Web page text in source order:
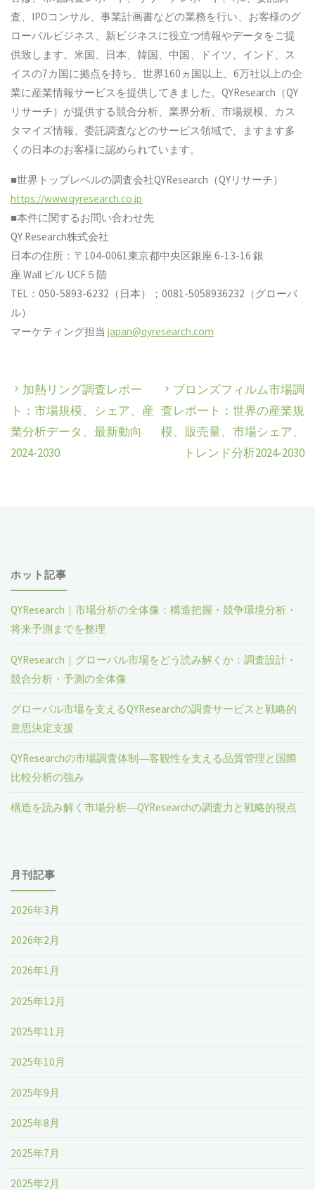
査、IPOコンサル、事業計画書などの業務を行い、お客様のグ
ローバルビジネス、新ビジネスに役立つ情報やデータをご提
供致します。米国、日本、韓国、中国、ドイツ、インド、ス
イスの7カ国に拠点を持ち、世界160ヵ国以上、6万社以上の企
業に産業情報サービスを提供してきました。QYResearch（QY
リサーチ）が提供する競合分析、業界分析、市場規模、カス
タマイズ情報、委託調査などのサービス領域で、ますます多
くの日本のお客様に認められています。
■世界トップレベルの調査会社QYResearch（QYリサーチ）
https://www.qyresearch.co.jp
■本件に関するお問い合わせ先
QY Research株式会社
日本の住所：〒104-0061東京都中央区銀座 6-13-16 銀
座 Wall ビル UCF５階
TEL：050-5893-6232（日本）；0081-5058936232（グローバ
ル）
マーケティング担当japan@qyresearch.com
加熱リング調査レポー
ト：市場規模、シェア、産
業分析データ、最新動向
2024-2030
ブロンズフィルム市場調
査レポート：世界の産業規
模、販売量、市場シェア、
トレンド分析2024-2030
ホット記事
QYResearch｜市場分析の全体像：構造把握・競争環境分析・
将来予測までを整理
QYResearch｜グローバル市場をどう読み解くか：調査設計・
競合分析・予測の全体像
グローバル市場を支えるQYResearchの調査サービスと戦略的
意思決定支援
QYResearchの市場調査体制―客観性を支える品質管理と国際
比較分析の強み
構造を読み解く市場分析―QYResearchの調査力と戦略的視点
月刊記事
2026年3月
2026年2月
2026年1月
2025年12月
2025年11月
2025年10月
2025年9月
2025年8月
2025年7月
2025年2月